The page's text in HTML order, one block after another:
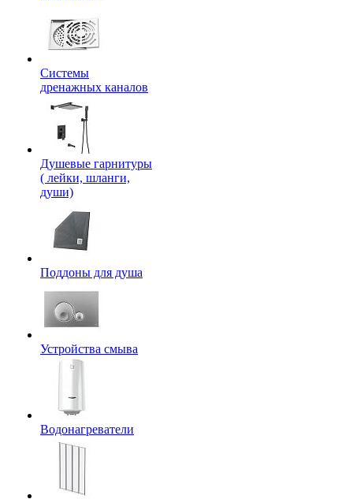
Системы
дренажных каналов
Душевые гарнитуры
( лейки, шланги,
души)
Поддоны для душа
Устройства смыва
Водонагреватели